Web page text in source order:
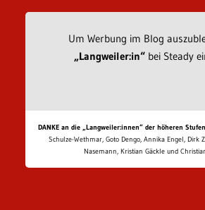
Um Werbung im Blog
„Langweiler:in“bei Steady
DANKE an die „Langweiler:innen“ der höheren
Schulze-Wethmar, Goto Dengo, Annika Engel, Dirk
Nasemann, Kristian Gäckle und